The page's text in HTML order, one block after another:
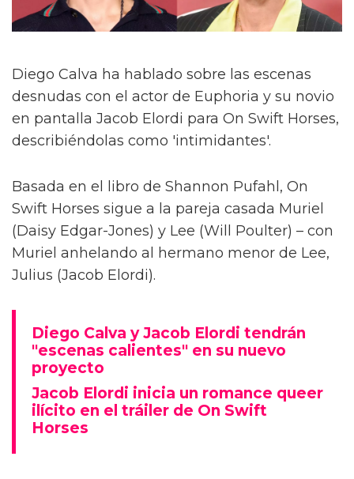
Diego Calva ha hablado sobre las escenas
desnudas con el actor de Euphoria y su novio
en pantalla Jacob Elordi para On Swift Horses,
describiéndolas como 'intimidantes'.
Basada en el libro de Shannon Pufahl, On
Swift Horses sigue a la pareja casada Muriel
(Daisy Edgar-Jones) y Lee (Will Poulter) – con
Muriel anhelando al hermano menor de Lee,
Julius (Jacob Elordi).
Diego Calva y Jacob Elordi tendrán
"escenas calientes" en su nuevo
proyecto
Jacob Elordi inicia un romance queer
ilícito en el tráiler de On Swift
Horses